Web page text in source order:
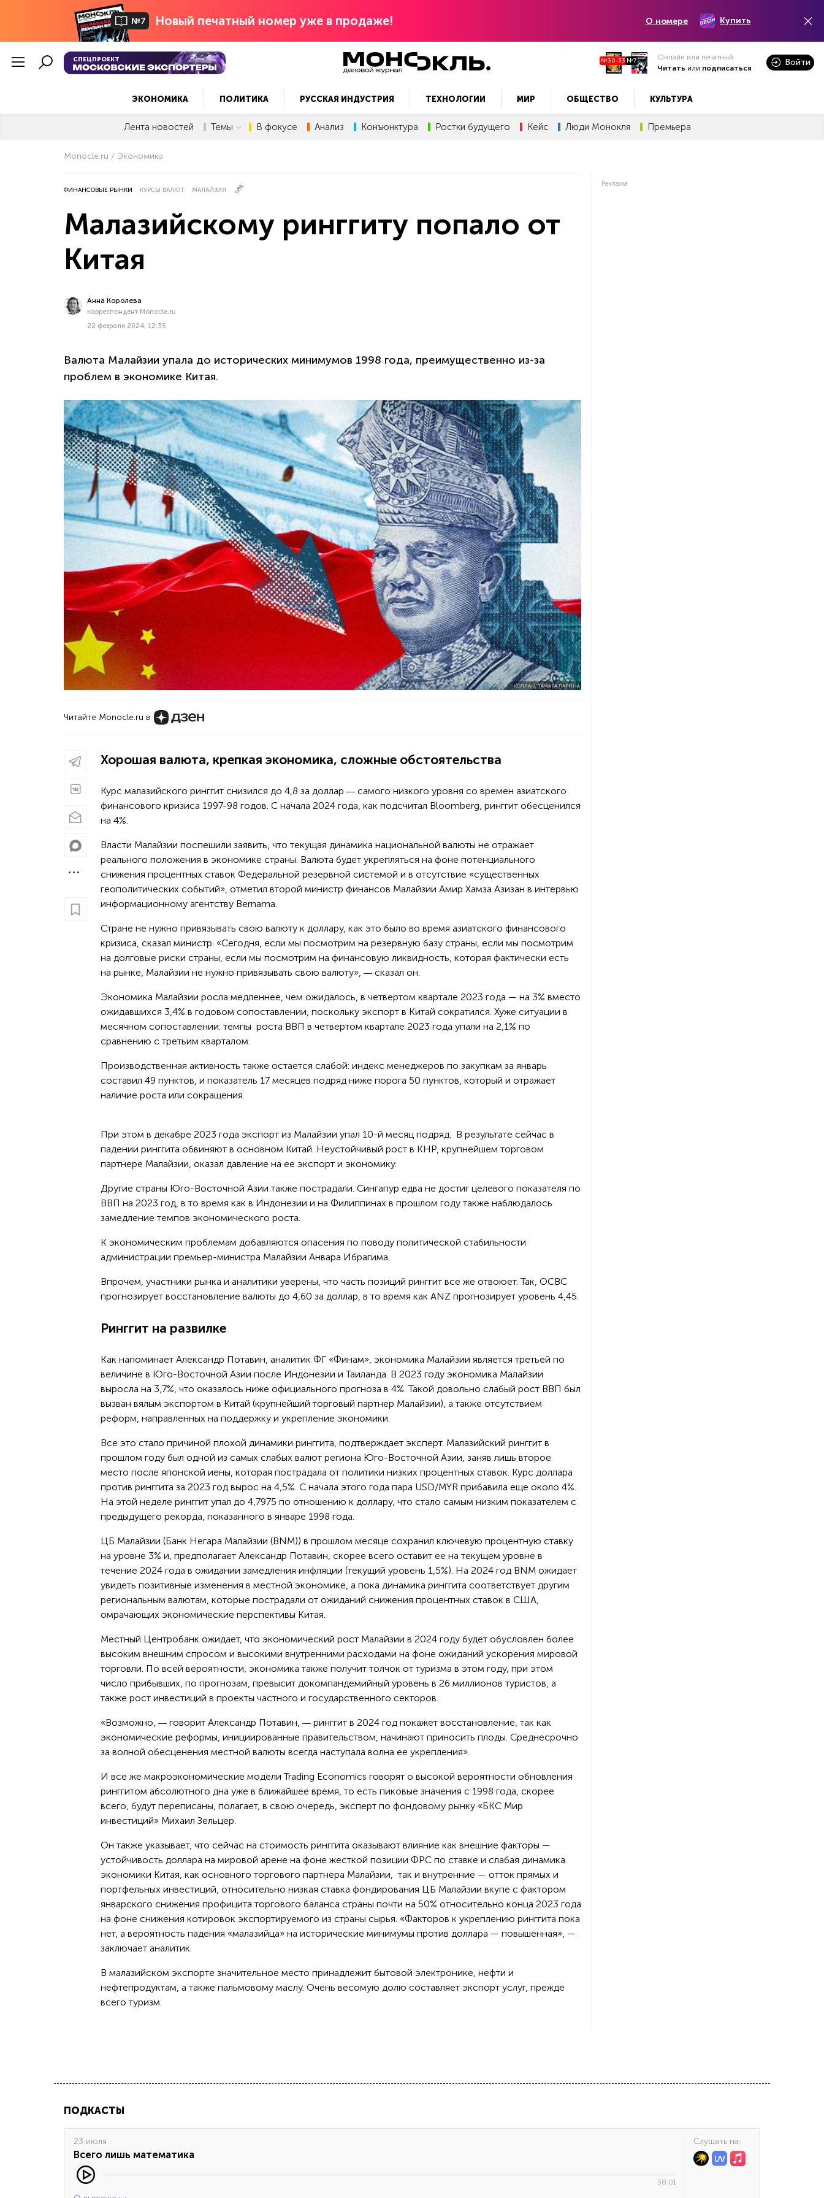
№7 Новый печатный номер уже в продаже! О номере Купить
СПЕЦПРОЕКТ №30-33 №7
Онлайн или печатный
Читать или подписаться
Войти
ЭКОНОМИКА ПОЛИТИКА РУССКАЯ ИНДУСТРИЯ ТЕХНОЛОГИИ МИР ОБЩЕСТВО КУЛЬТУРА
Лента новостей Темы В фокусе Анализ Конъюнктура Ростки будущего Кейс Люди Монокля Премьера
Monocle.ru Экономика
ФИНАНСОВЫЕ РЫНКИ КУРСЫ ВАЛЮТ МАЛАЙЗИЯ
Малазийскому ринггиту попало от
Китая
Анна Королева
корреспондент Monocle.ru
22 февраля 2024, 12:35
Валюта Малайзии упала до исторических минимумов 1998 года, преимущественно из-за
проблем в экономике Китая.
КОЛЛАЖ: ТАМАРА ЛАРИНА
Читайте Monocle.ru в
Хорошая валюта, крепкая экономика, сложные обстоятельства
Курс малазийского ринггит снизился до 4,8 за доллар — самого низкого уровня со времен азиатского
финансового кризиса 1997-98 годов. С начала 2024 года, как подсчитал Bloomberg, ринггит обесценился
на 4%.
Власти Малайзии поспешили заявить, что текущая динамика национальной валюты не отражает
реального положения в экономике страны. Валюта будет укрепляться на фоне потенциального
снижения процентных ставок Федеральной резервной системой и в отсутствие «существенных
геополитических событий», отметил второй министр финансов Малайзии Амир Хамза Азизан в интервью
информационному агентству Bernama.
Стране не нужно привязывать свою валюту к доллару, как это было во время азиатского финансового
кризиса, сказал министр. «Сегодня, если мы посмотрим на резервную базу страны, если мы посмотрим
на долговые риски страны, если мы посмотрим на финансовую ликвидность, которая фактически есть
на рынке, Малайзии не нужно привязывать свою валюту», — сказал он.
Экономика Малайзии росла медленнее, чем ожидалось, в четвертом квартале 2023 года — на 3% вместо
ожидавшихся 3,4% в годовом сопоставлении, поскольку экспорт в Китай сократился. Хуже ситуации в
месячном сопоставлении: темпы роста ВВП в четвертом квартале 2023 года упали на 2,1% по
сравнению с третьим кварталом.
Производственная активность также остается слабой: индекс менеджеров по закупкам за январь
составил 49 пунктов, и показатель 17 месяцев подряд ниже порога 50 пунктов, который и отражает
наличие роста или сокращения.
При этом в декабре 2023 года экспорт из Малайзии упал 10-й месяц подряд. В результате сейчас в
падении ринггита обвиняют в основном Китай. Неустойчивый рост в КНР, крупнейшем торговом
партнере Малайзии, оказал давление на ее экспорт и экономику.
Другие страны Юго-Восточной Азии также пострадали. Сингапур едва не достиг целевого показателя по
ВВП на 2023 год, в то время как в Индонезии и на Филиппинах в прошлом году также наблюдалось
замедление темпов экономического роста.
К экономическим проблемам добавляются опасения по поводу политической стабильности
администрации премьер-министра Малайзии Анвара Ибрагима.
Впрочем, участники рынка и аналитики уверены, что часть позиций ринггит все же отвоюет. Так, OCBC
прогнозирует восстановление валюты до 4,60 за доллар, в то время как ANZ прогнозирует уровень 4,45.
Ринггит на развилке
Как напоминает Александр Потавин, аналитик ФГ «Финам», экономика Малайзии является третьей по
величине в Юго-Восточной Азии после Индонезии и Таиланда. В 2023 году экономика Малайзии
выросла на 3,7%, что оказалось ниже официального прогноза в 4%. Такой довольно слабый рост ВВП был
вызван вялым экспортом в Китай (крупнейший торговый партнер Малайзии), а также отсутствием
реформ, направленных на поддержку и укрепление экономики.
Все это стало причиной плохой динамики ринггита, подтверждает эксперт. Малазийский ринггит в
прошлом году был одной из самых слабых валют региона Юго-Восточной Азии, заняв лишь второе
место после японской иены, которая пострадала от политики низких процентных ставок. Курс доллара
против ринггита за 2023 год вырос на 4,5%. С начала этого года пара USD/MYR прибавила еще около 4%.
На этой неделе ринггит упал до 4,7975 по отношению к доллару, что стало самым низким показателем с
предыдущего рекорда, показанного в январе 1998 года.
ЦБ Малайзии (Банк Негара Малайзии (BNM)) в прошлом месяце сохранил ключевую процентную ставку
на уровне 3% и, предполагает Александр Потавин, скорее всего оставит ее на текущем уровне в
течение 2024 года в ожидании замедления инфляции (текущий уровень 1,5%). На 2024 год BNM ожидает
увидеть позитивные изменения в местной экономике, а пока динамика ринггита соответствует другим
региональным валютам, которые пострадали от ожиданий снижения процентных ставок в США,
омрачающих экономические перспективы Китая.
Местный Центробанк ожидает, что экономический рост Малайзии в 2024 году будет обусловлен более
высоким внешним спросом и высокими внутренними расходами на фоне ожиданий ускорения мировой
торговли. По всей вероятности, экономика также получит толчок от туризма в этом году, при этом
число прибывших, по прогнозам, превысит докомпандемийный уровень в 26 миллионов туристов, а
также рост инвестиций в проекты частного и государственного секторов.
«Возможно, — говорит Александр Потавин, — ринггит в 2024 год покажет восстановление, так как
экономические реформы, инициированные правительством, начинают приносить плоды. Среднесрочно
за волной обесценения местной валюты всегда наступала волна ее укрепления».
И все же макроэкономические модели Trading Economics говорят о высокой вероятности обновления
ринггитом абсолютного дна уже в ближайшее время, то есть пиковые значения с 1998 года, скорее
всего, будут переписаны, полагает, в свою очередь, эксперт по фондовому рынку «БКС Мир
инвестиций» Михаил Зельцер.
Он также указывает, что сейчас на стоимость ринггита оказывают влияние как внешние факторы —
устойчивость доллара на мировой арене на фоне жесткой позиции ФРС по ставке и слабая динамика
экономики Китая, как основного торгового партнера Малайзии, так и внутренние — отток прямых и
портфельных инвестиций, относительно низкая ставка фондирования ЦБ Малайзии вкупе с фактором
январского снижения профицита торгового баланса страны почти на 50% относительно конца 2023 года
на фоне снижения котировок экспортируемого из страны сырья. «Факторов к укреплению ринггита пока
нет, а вероятность падения «малазийца» на исторические минимумы против доллара — повышенная», —
заключает аналитик.
В малазийском экспорте значительное место принадлежит бытовой электронике, нефти и
нефтепродуктам, а также пальмовому маслу. Очень весомую долю составляет экспорт услуг, прежде
всего туризм.
Реклама
ПОДКАСТЫ
23 июля
Всего лишь математика
38:01
Cлушать на: